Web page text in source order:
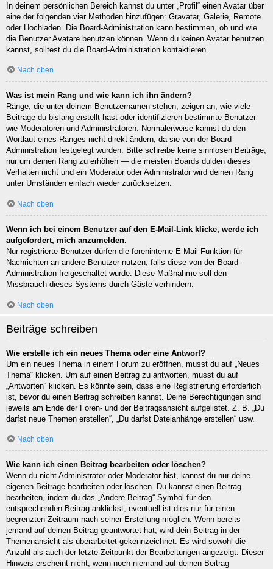
In deinem persönlichen Bereich kannst du unter „Profil“ einen Avatar über
eine der folgenden vier Methoden hinzufügen: Gravatar, Galerie, Remote
oder Hochladen. Die Board-Administration kann bestimmen, ob und wie
die Benutzer Avatare benutzen können. Wenn du keinen Avatar benutzen
kannst, solltest du die Board-Administration kontaktieren.
Nach oben
Was ist mein Rang und wie kann ich ihn ändern?
Ränge, die unter deinem Benutzernamen stehen, zeigen an, wie viele
Beiträge du bislang erstellt hast oder identifizieren bestimmte Benutzer
wie Moderatoren und Administratoren. Normalerweise kannst du den
Wortlaut eines Ranges nicht direkt ändern, da sie von der Board-
Administration festgelegt wurden. Bitte schreibe keine sinnlosen Beiträge,
nur um deinen Rang zu erhöhen — die meisten Boards dulden dieses
Verhalten nicht und ein Moderator oder Administrator wird deinen Rang
unter Umständen einfach wieder zurücksetzen.
Nach oben
Wenn ich bei einem Benutzer auf den E-Mail-Link klicke, werde ich
aufgefordert, mich anzumelden.
Nur registrierte Benutzer dürfen die foreninterne E-Mail-Funktion für
Nachrichten an andere Benutzer nutzen, falls diese von der Board-
Administration freigeschaltet wurde. Diese Maßnahme soll den
Missbrauch dieses Systems durch Gäste verhindern.
Nach oben
Beiträge schreiben
Wie erstelle ich ein neues Thema oder eine Antwort?
Um ein neues Thema in einem Forum zu eröffnen, musst du auf „Neues
Thema“ klicken. Um auf einen Beitrag zu antworten, musst du auf
„Antworten“ klicken. Es könnte sein, dass eine Registrierung erforderlich
ist, bevor du einen Beitrag schreiben kannst. Deine Berechtigungen sind
jeweils am Ende der Foren- und der Beitragsansicht aufgelistet. Z. B. „Du
darfst neue Themen erstellen“, „Du darfst Dateianhänge erstellen“ usw.
Nach oben
Wie kann ich einen Beitrag bearbeiten oder löschen?
Wenn du nicht Administrator oder Moderator bist, kannst du nur deine
eigenen Beiträge bearbeiten oder löschen. Du kannst einen Beitrag
bearbeiten, indem du das „Ändere Beitrag“-Symbol für den
entsprechenden Beitrag anklickst; eventuell ist dies nur für einen
begrenzten Zeitraum nach seiner Erstellung möglich. Wenn bereits
jemand auf deinen Beitrag geantwortet hat, wird dein Beitrag in der
Themenansicht als überarbeitet gekennzeichnet. Es wird sowohl die
Anzahl als auch der letzte Zeitpunkt der Bearbeitungen angezeigt. Dieser
Hinweis erscheint nicht, wenn noch niemand auf deinen Beitrag